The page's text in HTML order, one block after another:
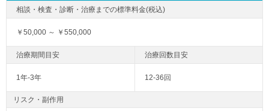
￥50,000 ～ ￥550,000
1年-3年 12-36回
リスク・副作用